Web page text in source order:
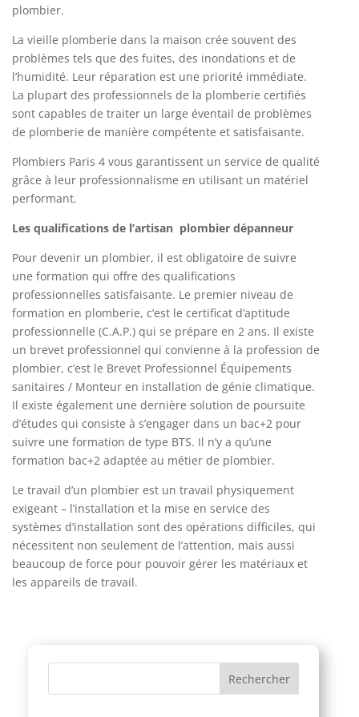
plombier.
La vieille plomberie dans la maison crée souvent des
problèmes tels que des fuites, des inondations et de
l’humidité. Leur réparation est une priorité immédiate.
La plupart des professionnels de la plomberie certifiés
sont capables de traiter un large éventail de problèmes
de plomberie de manière compétente et satisfaisante.
Plombiers Paris 4 vous garantissent un service de qualité
grâce à leur professionnalisme en utilisant un matériel
performant.
Les qualifications de l’artisan plombier dépanneur
Pour devenir un plombier, il est obligatoire de suivre
une formation qui offre des qualifications
professionnelles satisfaisante. Le premier niveau de
formation en plomberie, c’est le certificat d’aptitude
professionnelle (C.A.P.) qui se prépare en 2 ans. Il existe
un brevet professionnel qui convienne à la profession de
plombier, c’est le Brevet Professionnel Équipements
sanitaires / Monteur en installation de génie climatique.
Il existe également une dernière solution de poursuite
d’études qui consiste à s’engager dans un bac+2 pour
suivre une formation de type BTS. Il n’y a qu’une
formation bac+2 adaptée au métier de plombier.
Le travail d’un plombier est un travail physiquement
exigeant – l’installation et la mise en service des
systèmes d’installation sont des opérations difficiles, qui
nécessitent non seulement de l’attention, mais aussi
beaucoup de force pour pouvoir gérer les matériaux et
les appareils de travail.